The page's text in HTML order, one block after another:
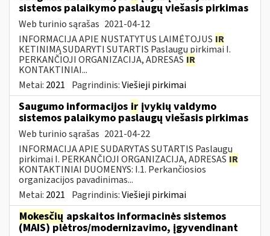
sistemos palaikymo paslaugų viešasis pirkimas
Web turinio sąrašas 2021-04-12
INFORMACIJA APIE NUSTATYTUS LAIMĖTOJUS IR
KETINIMĄ SUDARYTI SUTARTIS Paslaugų pirkimai I.
PERKANČIOJI ORGANIZACIJA, ADRESAS IR
KONTAKTINIAI...
Metai: 2021 Pagrindinis:Viešieji pirkimai
Saugumo informacijos ir įvykių valdymo
sistemos palaikymo paslaugų viešasis pirkimas
Web turinio sąrašas 2021-04-22
INFORMACIJA APIE SUDARYTAS SUTARTIS Paslaugų
pirkimai I. PERKANČIOJI ORGANIZACIJA, ADRESAS IR
KONTAKTINIAI DUOMENYS: I.1. Perkančiosios
organizacijos pavadinimas...
Metai: 2021 Pagrindinis:Viešieji pirkimai
Mokesčių apskaitos informacinės sistemos
(MAIS) plėtros/modernizavimo, įgyvendinant